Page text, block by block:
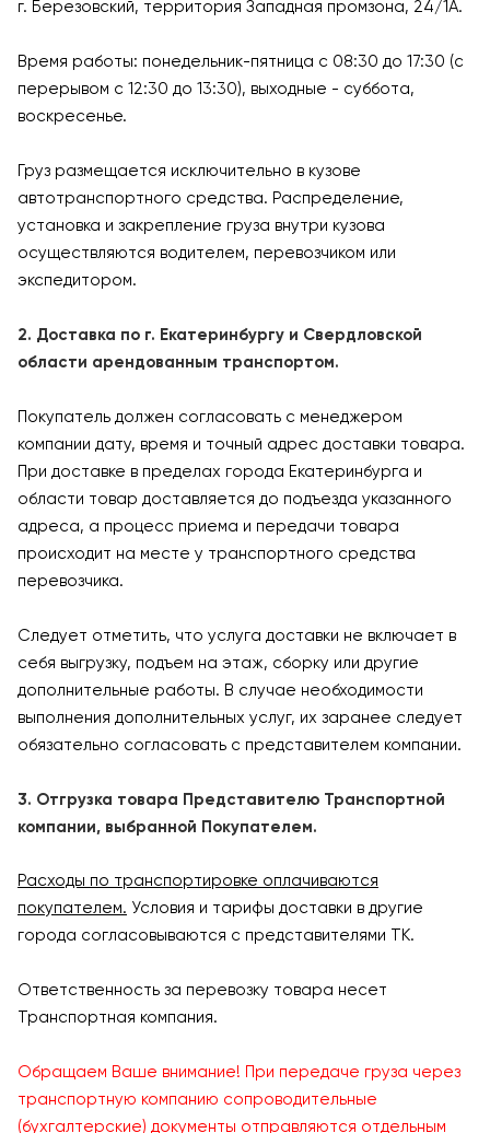
г. Березовский, территория Западная промзона, 24/1А.
Время работы: понедельник-пятница с 08:30 до 17:30 (с
перерывом с 12:30 до 13:30), выходные - суббота,
воскресенье.
Груз размещается исключительно в кузове
автотранспортного средства. Распределение,
установка и закрепление груза внутри кузова
осуществляются водителем, перевозчиком или
экспедитором.
2. Доставка по г. Екатеринбургу и Свердловской
области арендованным транспортом.
Покупатель должен согласовать с менеджером
компании дату, время и точный адрес доставки товара.
При доставке в пределах города Екатеринбурга и
области товар доставляется до подъезда указанного
адреса, а процесс приема и передачи товара
происходит на месте у транспортного средства
перевозчика.
Следует отметить, что услуга доставки не включает в
себя выгрузку, подъем на этаж, сборку или другие
дополнительные работы. В случае необходимости
выполнения дополнительных услуг, их заранее следует
обязательно согласовать с представителем компании.
3. Отгрузка товара Представителю Транспортной
компании, выбранной Покупателем.
Расходы по транспортировке оплачиваются
покупателем. Условия и тарифы доставки в другие
города согласовываются с представителями ТК.
Ответственность за перевозку товара несет
Транспортная компания.
Обращаем Ваше внимание! При передаче груза через
транспортную компанию сопроводительные
(бухгалтерские) документы отправляются отдельным